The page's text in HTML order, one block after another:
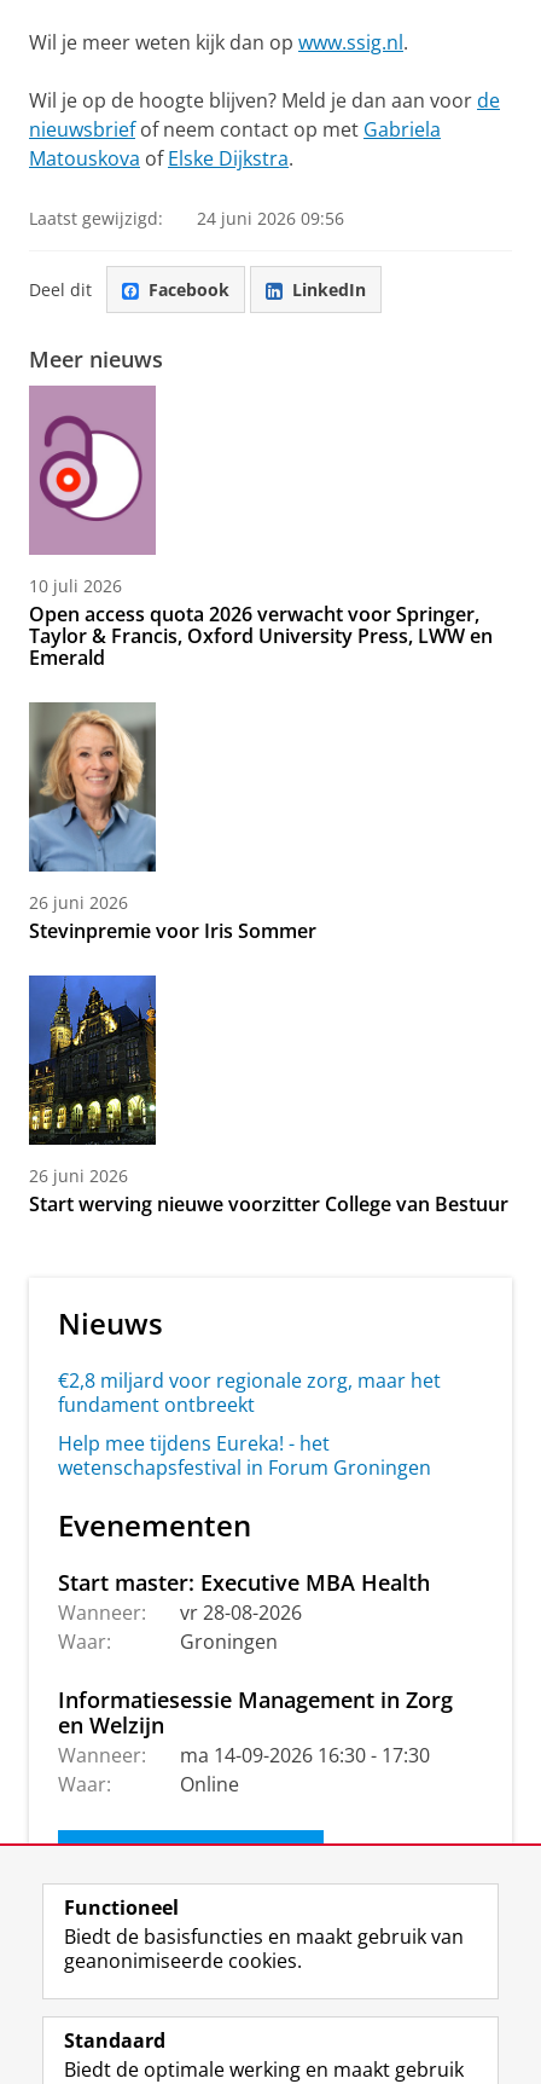
Wil je meer weten kijk dan op www.ssig.nl.
Wil je op de hoogte blijven? Meld je dan aan voorde
nieuwsbriefof neem contact op met Gabriela
Matouskova ofElske Dijkstra.
Laatst gewijzigd: 24 juni 2026 09:56
Deel dit Facebook LinkedIn
Meer nieuws
10 juli 2026
Open access quota 2026 verwacht voor Springer,
Taylor & Francis, Oxford University Press, LWW en
Emerald
26 juni 2026
Stevinpremie voor Iris Sommer
26 juni 2026
Start werving nieuwe voorzitter College van Bestuur
Nieuws
€2,8 miljard voor regionale zorg, maar het
fundament ontbreekt
Help mee tijdens Eureka! - het
wetenschapsfestival in Forum Groningen
Evenementen
Start master: Executive MBA Health
Wanneer:
vr 28-08-2026
Waar:
Groningen
Informatiesessie Management in Zorg
en Welzijn
Wanneer:
ma 14-09-2026 16:30 - 17:30
Waar:
Online
Ontvang de nieuwsbrief
Functioneel
Biedt de basisfuncties en maakt gebruik van
geanonimiseerde cookies.
Standaard
Biedt de optimale werking en maakt gebruik